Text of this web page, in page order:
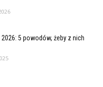
5 powodów, żeby z nich